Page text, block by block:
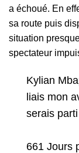
a échoué. En
sa route puis
situation
spectateur
Kylian
liais mon
serais
661 Jours